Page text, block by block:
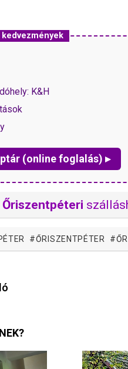
K&H
(online foglalás) ▸
Őriszentpéteri
ŐRISZENTPÉTER